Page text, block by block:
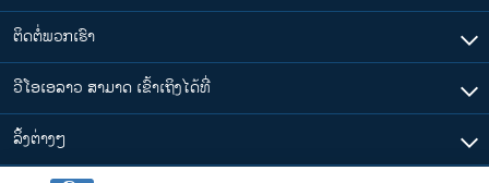
ພາສາຕ່າງໆ
ຕິດຕໍ່ພວກເຮົາ
ວີໂອເອລາວ ສາມາດ ເຂົ້າເຖິງໄດ້ທີ່
​ລິ້ງ​ຕ່າງໆ